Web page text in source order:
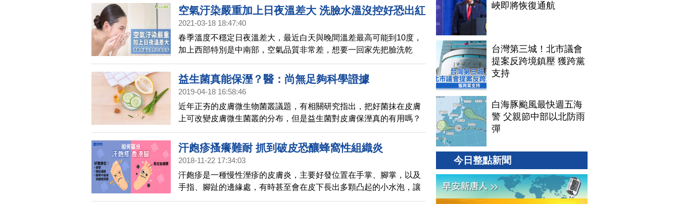
皮膚又有傷口或濕疹，就可能引發硫磺泉皮膚炎，局部皮膚潰爛紅
腫。
空氣汙染嚴重加上日夜溫差大 洗臉水溫沒控好恐出紅
疹
2021-03-18 18:47:40
春季溫度不穩定日夜溫差大，最近白天與晚間溫差最高可能到10度，
加上西部特別是中南部，空氣品質非常差，想要一回家先把臉洗乾
淨，但晚上天氣偏涼，可能會把水溫調高，結果卻讓臉上或身上皮膚
出現1塊塊紅斑或疹子。皮膚科醫師提醒，水溫是刺激性皮膚炎的誘發
因子。
益生菌真能保溼？醫：尚無足夠科學證據
2019-04-18 16:58:46
近年正夯的皮膚微生物菌叢議題，有相關研究指出，把好菌抹在皮膚
上可改變皮膚微生菌叢的分布，但是益生菌對皮膚保溼真的有用嗎？
以目前實證醫學角度來看，尚無足夠科學證據能夠證明。
汗皰疹搔癢難耐 抓到破皮恐釀蜂窩性組織炎
2018-11-22 17:34:03
汗皰疹是一種慢性溼疹的皮膚炎，主要好發位置在手掌、腳掌，以及
手指、腳趾的邊緣處，有時甚至會在皮下長出多顆凸起的小水泡，讓
人搔癢難耐。假如有汗皰疹困擾，究竟該注意哪些事呢？
峽即將恢復通航
台灣第三城！北市議會
提案反跨境鎮壓 獲跨黨
支持
白海豚颱風最快週五海
警 父親節中部以北防雨
彈
今日整點新聞